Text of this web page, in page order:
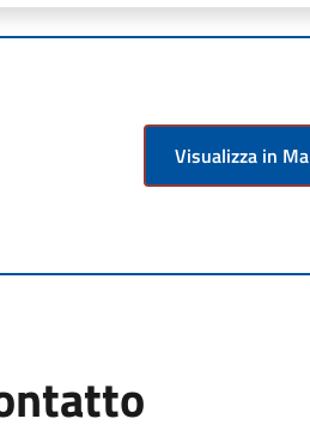
Visualizza in